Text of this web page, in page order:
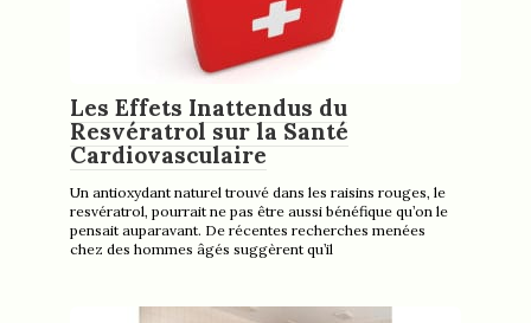
Les Effets Inattendus du
Resvératrol sur la Santé
Cardiovasculaire
Un antioxydant naturel trouvé dans les raisins rouges, le
resvératrol, pourrait ne pas être aussi bénéfique qu’on le
pensait auparavant. De récentes recherches menées
chez des hommes âgés suggèrent qu’il